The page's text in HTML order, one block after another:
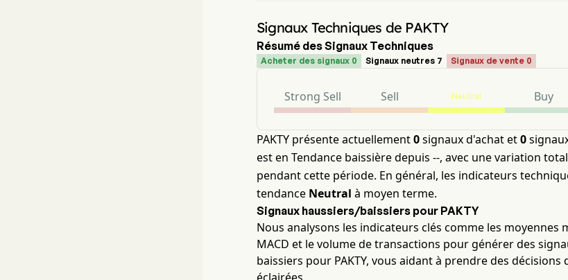
Signaux Techniques de PAKTY
Résumé des Signaux Techniques
Acheter des signaux 0 Signaux neutres 7 Signaux de vente 0
Strong Sell Sell Neutral Buy
PAKTY présente actuellement0signaux d'achat et0
est en Tendance baissière depuis --, avec une variation
pendant cette période. En général, les indicateurs
tendance Neutral à moyen terme.
Signaux haussiers/baissiers pour PAKTY
Nous analysons les indicateurs clés comme les moyennes
MACD et le volume de transactions pour générer des
baissiers pour PAKTY, vous aidant à prendre des